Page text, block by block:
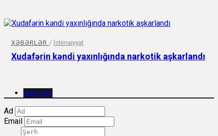
XƏBƏRLƏR / İctimaiyyət
Xudafərin kəndi yaxınlığında narkotik aşkarlandı
Şərh yaz
Ad
Email